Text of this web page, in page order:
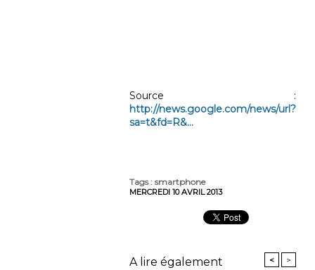
Source :
http://news.google.com/news/url?
sa=t&fd=R&...
Tags: smartphone
MERCREDI 10 AVRIL 2013
A lire également < >